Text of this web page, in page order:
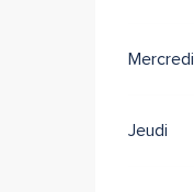
Mercredi
Jeudi